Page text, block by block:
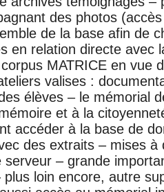
des photos
de la base afin de
en relation directe avec
MATRICE en vue
valises :
élèves – le mémorial
et à la
accéder à la base de
des extraits – mises à
serveur – grande
loin encore, autre